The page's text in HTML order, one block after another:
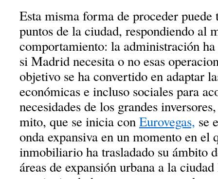
Esta misma forma de proceder puede
puntos de la ciudad, respondiendo al
comportamiento: la administración ha
si Madrid necesita o no esas
objetivo se ha convertido en adaptar
económicas e incluso sociales para
necesidades de los grandes
mito, que se inicia conEurovegas, se
onda expansiva en un momento en el
inmobiliario ha trasladado su ámbito
áreas de expansión urbana a la